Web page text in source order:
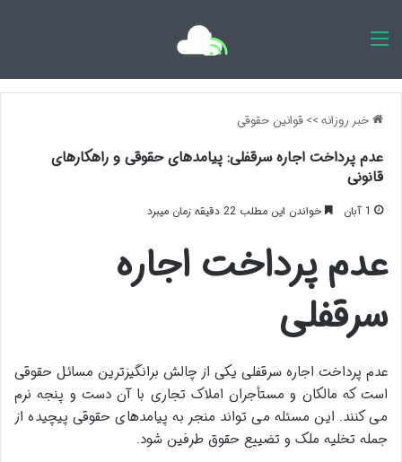
خبر روزانه>>قوانین حقوقی
عدم پرداخت اجاره سرقفلی: پیامدهای حقوقی و راهکارهای
قانونی
1 آبان خواندن این مطلب 22 دقیقه زمان میبرد
عدم پرداخت اجاره
سرقفلی
عدم پرداخت اجاره سرقفلی یکی از چالش برانگیزترین مسائل حقوقی
است که مالکان و مستأجران املاک تجاری با آن دست و پنجه نرم
می کنند. این مسئله می تواند منجر به پیامدهای حقوقی پیچیده از
جمله تخلیه ملک و تضییع حقوق طرفین شود.